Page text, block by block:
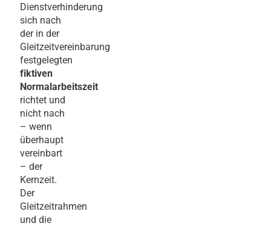
Dienstverhinderung
sich nach
der in der
Gleitzeitvereinbarung
festgelegten
fiktiven
Normalarbeitszeit
richtet und
nicht nach
– wenn
überhaupt
vereinbart
– der
Kernzeit.
Der
Gleitzeitrahmen
und die